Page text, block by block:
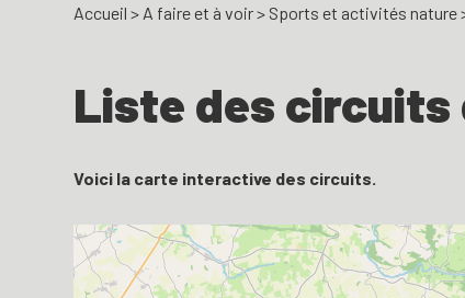
Accueil > A faire et à voir> Sports et activités nature
Liste des circuits
Voici la carte interactive des circuits.